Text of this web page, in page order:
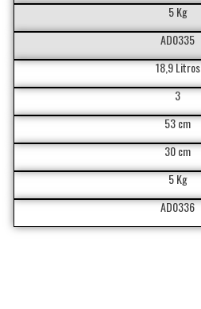
5 Kg
AD0335
18,9 Litros
3
53 cm
30 cm
5 Kg
AD0336